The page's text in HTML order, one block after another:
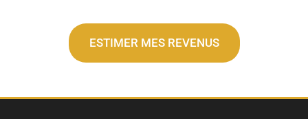
ESTIMER MES REVENUS